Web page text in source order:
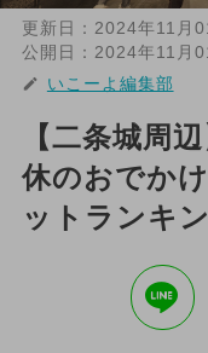
更新日： 2024年11月
公開日： 2024年11月
いこーよ編集部
【二条城周
休のおでか
ットランキ